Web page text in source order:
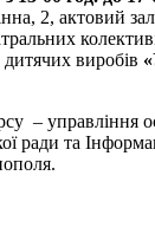
2, актовий
виробів
– управління
ради та